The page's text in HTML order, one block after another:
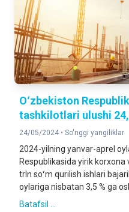
Oʻzbekiston
tashkilotlari ulushi
24/05/2024 • So'nggi yangiliklar
2024-yilning yanvar-aprel
Respublikasida yirik
trln soʻm qurilish ishlari
oylariga nisbatan 3,5 % ga
Batafsil ...